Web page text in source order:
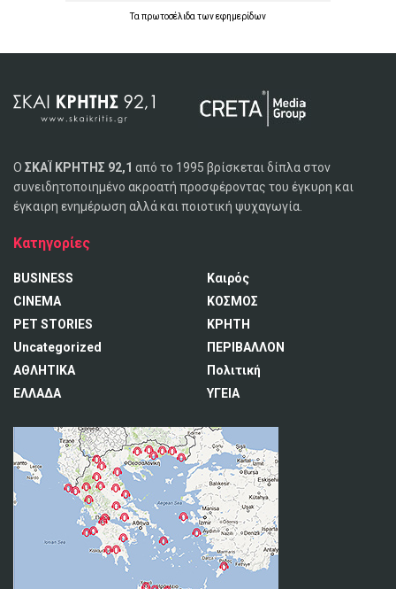
Ταπρωτοσέλιδατωνεφημερίδων
Ο ΣΚΑΪ ΚΡΗΤΗΣ 92,1 από το 1995 βρίσκεται δίπλα στον
συνειδητοποιημένο ακροατή προσφέροντας του έγκυρη και
έγκαιρη ενημέρωση αλλά και ποιοτική ψυχαγωγία.
Κατηγορίες
BUSINESS
CINEMA
PET STORIES
Uncategorized
ΑΘΛΗΤΙΚΑ
ΕΛΛΑΔΑ
Καιρός
ΚΟΣΜΟΣ
ΚΡΗΤΗ
ΠΕΡΙΒΑΛΛΟΝ
Πολιτική
ΥΓΕΙΑ